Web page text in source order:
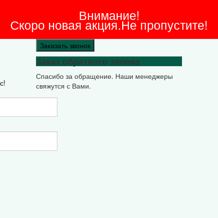
Внимание!
Скоро новая акция.Не пропустите!
Заказать звонок
Заказ обратного звонка
Спасибо за обращение. Наши менеджеры
свяжутся с Вами.